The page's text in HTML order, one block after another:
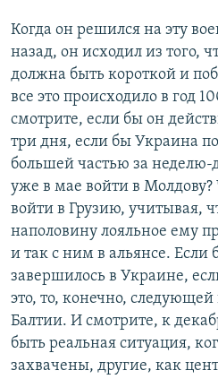
Когда он решился на эту
назад, он исходил из того,
должна быть короткой и
все это происходило в год
смотрите, если бы он
три дня, если бы Украина
большей частью за
уже в мае войти в
войти в Грузию, учитывая,
наполовину лояльное ему
и так с ним в альянсе. Если
завершилось в Украине,
это, то, конечно,
Балтии. И смотрите, к
быть реальная ситуация,
захвачены, другие, как